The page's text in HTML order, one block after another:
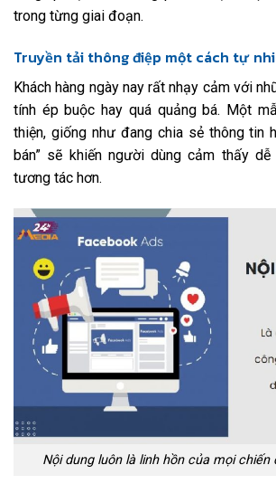
trong từng giai đoạn.
Truyền tải thông điệp một cách tự
Khách hàng ngày nay rất nhạy cảm với
tính ép buộc hay quá quảng bá. Một
thiện, giống như đang chia sẻ thông tin
bán” sẽ khiến người dùng cảm thấy
tương tác hơn.
Nội dung luôn là linh hồn của mọi chiến